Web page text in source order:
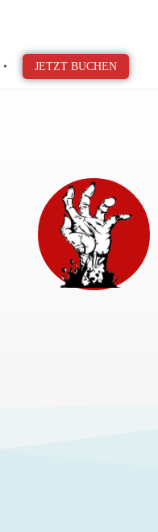
JETZT BUCHEN